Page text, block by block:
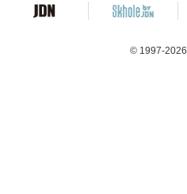
© 1997-2026